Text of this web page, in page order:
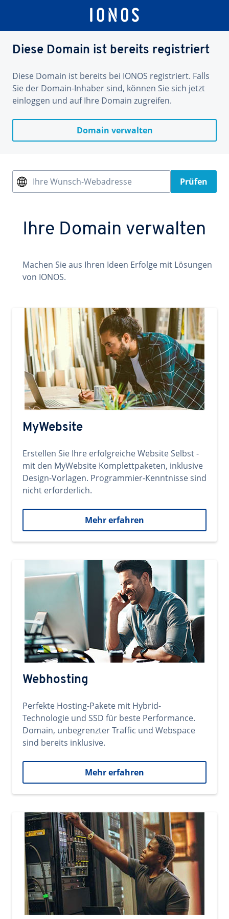
Diese Domain ist bereits registriert
Diese Domain ist bereits bei IONOS registriert. Falls
Sie der Domain-Inhaber sind, können Sie sich jetzt
einloggen und auf Ihre Domain zugreifen.
Domain verwalten
Ihre Wunsch-Webadresse Prüfen
Ihre Domain verwalten
Machen Sie aus Ihren Ideen Erfolge mit Lösungen
von IONOS.
MyWebsite
Erstellen Sie Ihre erfolgreiche Website Selbst -
mit den MyWebsite Komplettpaketen, inklusive
Design-Vorlagen. Programmier-Kenntnisse sind
nicht erforderlich.
Mehr erfahren
Webhosting
Perfekte Hosting-Pakete mit Hybrid-
Technologie und SSD für beste Performance.
Domain, unbegrenzter Traffic und Webspace
sind bereits inklusive.
Mehr erfahren